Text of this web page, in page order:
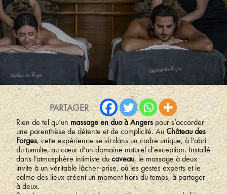
PARTAGER
Rien de tel qu’unmassage en duo à Angerspour s’accorder
une parenthèse de détente et de complicité. AuChâteau des
Forges, cette expérience se vit dans un cadre unique, à l’abri
du tumulte, au cœur d’un domaine naturel d’exception. Installé
dans l’atmosphère intimiste ducaveau, le massage à deux
invite à un véritable lâcher-prise, où les gestes experts et le
calme des lieux créent un moment hors du temps, à partager
à deux.